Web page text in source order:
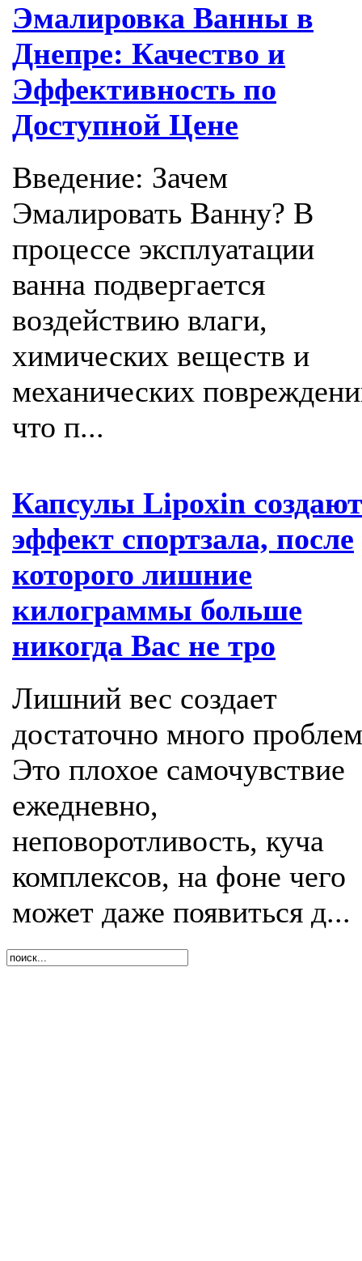
Эмалировка Ванны в
Днепре: Качество и
Эффективность по
Доступной Цене
Введение: Зачем
Эмалировать Ванну? В
процессе эксплуатации
ванна подвергается
воздействию влаги,
химических веществ и
механических
что п...
Капсулы Lipoxin создают
эффект спортзала, после
которого лишние
килограммы больше
никогда Вас не тро
Лишний вес создает
достаточно много
Это плохое самочувствие
ежедневно,
неповоротливость, куча
комплексов, на фоне чего
может даже появиться д...